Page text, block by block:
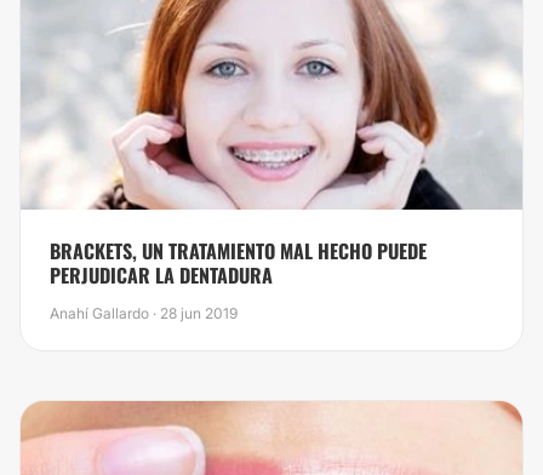
​BRACKETS, UN TRATAMIENTO MAL HECHO PUEDE
PERJUDICAR LA DENTADURA
Anahí Gallardo · 28 jun 2019